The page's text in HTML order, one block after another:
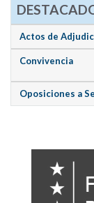
Actos de
Convivencia
Oposiciones a